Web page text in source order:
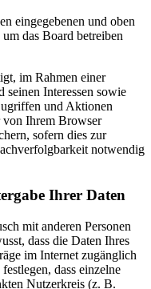
eingegebenen und oben
das Board betreiben
im Rahmen einer
seinen Interessen sowie
und Aktionen
von Ihrem Browser
sofern dies zur
notwendig
Ihrer Daten
mit anderen Personen
dass die Daten Ihres
im Internet zugänglich
dass einzelne
Nutzerkreis (z. B.